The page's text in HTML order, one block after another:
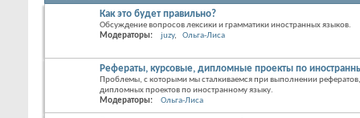
Как это будет правильно?
Обсуждение вопросов лексики и грамматики иностранных языков.
Модераторы:
juzy Ольга-Лиса
Рефераты, курсовые, дипломные проекты по
Проблемы, с которыми мы сталкиваемся при выполнении
дипломных проектов по иностранному языку.
Модераторы:
Ольга-Лиса